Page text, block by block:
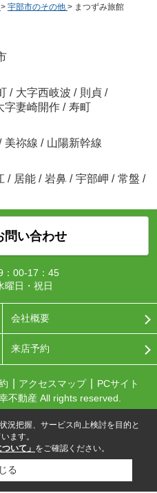
> 宇部市のその他 > まつずみ旅館
/ 大字西岐波 / 則貞 /
字妻崎開作 / 寿町
美祢線 / 山陽新幹線
/ 居能 / 岩鼻 / 宇部岬 / 常盤 /
問い合わせ
：00-17：45
曜日・祝日
会社概要
来店予約
アクセスマップ
PCサイト
不動産 All rights reserved.
況把握、サービス向上検討を目的と
ます。
いて」 をご確認ください。
る